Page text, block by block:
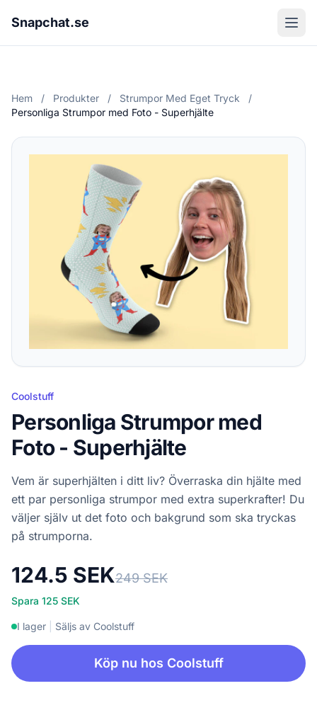
Snapchat.se
Hem / Produkter / Strumpor Med Eget Tryck
/
Personliga Strumpor med Foto - Superhjälte
Coolstuff
Personliga Strumpor med
Foto - Superhjälte
Vem är superhjälten i ditt liv? Överraska din hjälte med
ett par personliga strumpor med extra superkrafter! Du
väljer själv ut det foto och bakgrund som ska tryckas
på strumporna.
124.5 SEK249 SEK
Spara 125 SEK
I lager Säljs av Coolstuff
Köp nu hos Coolstuff